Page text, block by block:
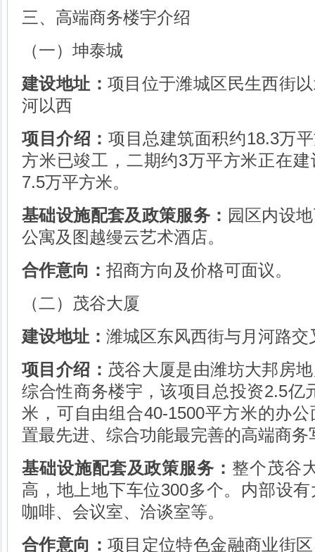
三、高端商务楼宇介绍
（一）坤泰城
建设地址： 项目位于潍城区民生西街
河以西
项目介绍： 项目总建筑面积约18.3万
方米已竣工，二期约3万平方米正在
7.5万平方米。
基础设施配套及政策服务： 园区内设
公寓及图越缦云艺术酒店。
合作意向： 招商方向及价格可面议。
（二）茂谷大厦
建设地址： 潍城区东风西街与月河路交
项目介绍： 茂谷大厦是由潍坊大邦房
综合性商务楼宇，该项目总投资2.5亿
米，可自由组合40-1500平方米的办
置最先进、综合功能最完善的高端商务
基础设施配套及政策服务： 整个茂谷
高，地上地下车位300多个。内部设
咖啡、会议室、洽谈室等。
合作意向： 项目定位特色金融商业街